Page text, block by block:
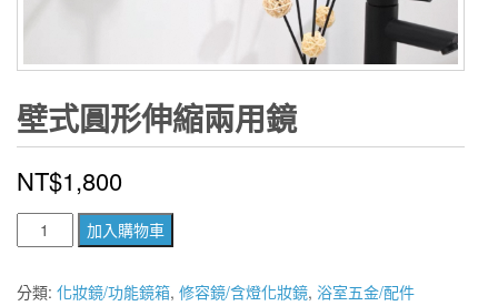
壁式圓形伸縮兩用鏡
NT$1,800
式
圓
加入購物車
分類: 化妝鏡/功能鏡箱, 修容鏡/含燈化妝鏡, 浴室五金/配件